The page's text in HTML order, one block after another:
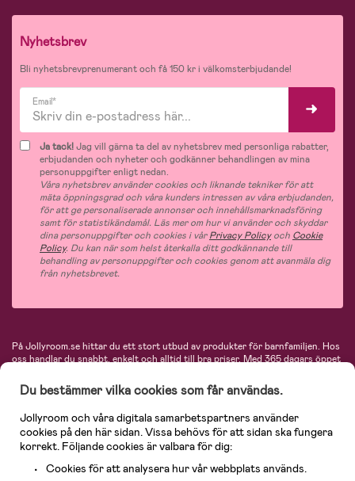
Nyhetsbrev
Bli nyhetsbrevprenumerant och få 150 kr i välkomsterbjudande!
Email*
Ja tack!Jag vill gärna ta del av nyhetsbrev med personliga rabatter,
erbjudanden och nyheter och godkänner behandlingen av mina
personuppgifter enligt nedan.
Våra nyhetsbrev använder cookies och liknande tekniker för att
mäta öppningsgrad och våra kunders intressen av våra erbjudanden,
för att ge personaliserade annonser och innehållsmarknadsföring
samt för statistikändamål. Läs mer om hur vi använder och skyddar
dina personuppgifter och cookies i vårPrivacy Policyoch Cookie
Policy. Du kan när som helst återkalla ditt godkännande till
behandling av personuppgifter och cookies genom att avanmäla dig
från nyhetsbrevet.
På Jollyroom.se hittar du ett stort utbud av produkter för barnfamiljen. Hos
oss handlar du snabbt, enkelt och alltid till bra priser. Med 365 dagars öppet
hos oss. I vårt sortiment hittar du barnvagnar, bilstolar, kläder för barn och
baby, produkter för mamman, massor av inspirerande inredning, leksaker,
varumärken så som Britax, Maxi-Cosi, Baby Jogger, BabyBjörn, Didriksons,
KidKraft, Ergobaby, Philips Avent, Neonate, Cybex, LEGO och många fler.
Välkommen in och kika runt i Nordens största barn- och babybutik på nätet!
Du bestämmer vilka cookies som får användas.
Jollyroom och våra digitala samarbetspartners använder
cookies på den här sidan. Vissa behövs för att sidan ska fungera
korrekt. Följande cookies är valbara för dig:
Cookies för att analysera hur vår webbplats används.